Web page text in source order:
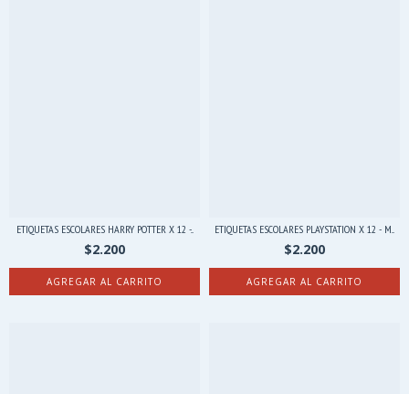
ETIQUETAS ESCOLARES HARRY POTTER X 12 -...
$2.200
ETIQUETAS ESCOLARES PLAYSTATION X 12 - M...
$2.200